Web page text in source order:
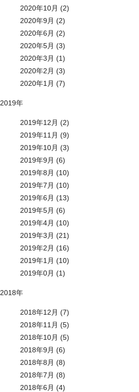
2020年10月 (2)
2020年9月 (2)
2020年6月 (2)
2020年5月 (3)
2020年3月 (1)
2020年2月 (3)
2020年1月 (7)
2019年
2019年12月 (2)
2019年11月 (9)
2019年10月 (3)
2019年9月 (6)
2019年8月 (10)
2019年7月 (10)
2019年6月 (13)
2019年5月 (6)
2019年4月 (10)
2019年3月 (21)
2019年2月 (16)
2019年1月 (10)
2019年0月 (1)
2018年
2018年12月 (7)
2018年11月 (5)
2018年10月 (5)
2018年9月 (6)
2018年8月 (8)
2018年7月 (8)
2018年6月 (4)